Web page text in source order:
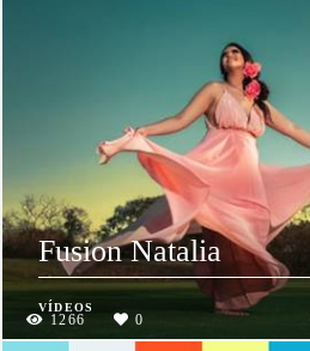
Fusion Natalia
VÍDEOS
1266 0